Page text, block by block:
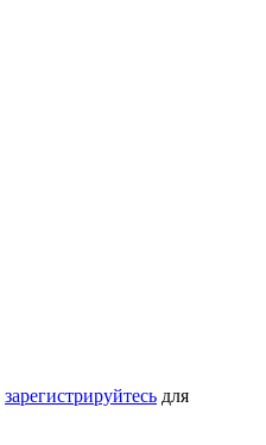
зарегистрируйтесь для